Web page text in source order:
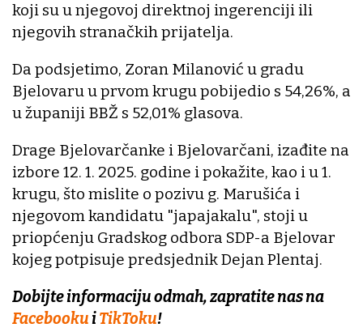
koji su u njegovoj direktnoj ingerenciji ili
njegovih stranačkih prijatelja.
Da podsjetimo, Zoran Milanović u gradu
Bjelovaru u prvom krugu pobijedio s 54,26%, a
u županiji BBŽ s 52,01% glasova.
Drage Bjelovarčanke i Bjelovarčani, izađite na
izbore 12. 1. 2025. godine i pokažite, kao i u 1.
krugu, što mislite o pozivu g. Marušića i
njegovom kandidatu "japajakalu", stoji u
priopćenju Gradskog odbora SDP-a Bjelovar
kojeg potpisuje predsjednik Dejan Plentaj.
Dobijte informaciju odmah, zapratite nas na
FacebookuiTikToku!